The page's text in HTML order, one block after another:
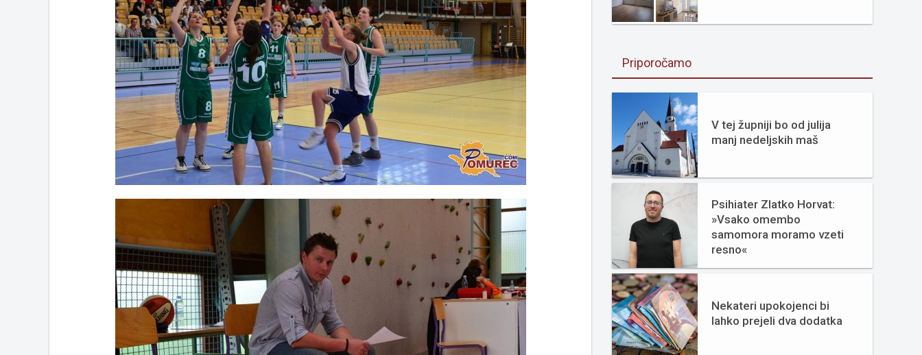
Priporočamo
V tej župniji bo od julija
manj nedeljskih maš
Psihiater Zlatko Horvat:
»Vsako omembo
samomora moramo vzeti
resno«
Nekateri upokojenci bi
lahko prejeli dva dodatka